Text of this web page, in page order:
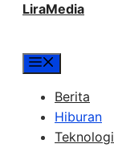
LiraMedia
Berita
Hiburan
Teknologi